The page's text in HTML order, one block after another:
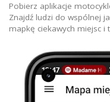
Pobierz aplikacje
Znajdź ludzi do wspólnej
mapkę ciekawych miejsc